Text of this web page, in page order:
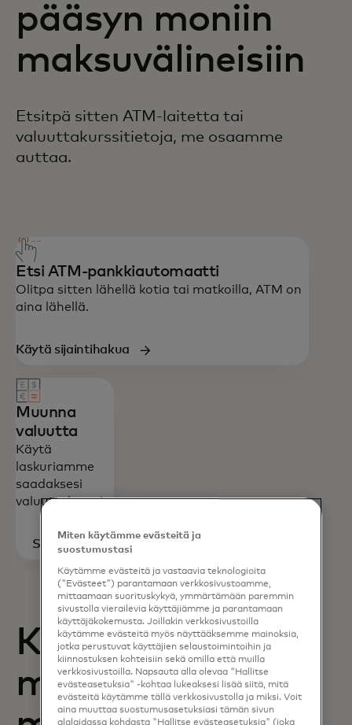
pääsyn moniin
maksuvälineisiin
Etsitpä sitten ATM-laitetta tai
valuuttakurssitietoja, me osaamme
auttaa.
Etsi ATM-pankkiautomaatti
Olitpa sitten lähellä kotia tai matkoilla, ATM on
aina lähellä.
Käytä sijaintihakua
Muunna
valuutta
Käytä
laskuriamme
saadaksesi
valuuttakurssit.
Siirry
laskuriin
Kortin edut ja
miten ottaa
Miten käytämme evästeitä ja
suostumustasi
Käytämme evästeitä ja vastaavia teknologioita
("Evästeet") parantamaan verkkosivustoamme,
mittaamaan suorituskykyä, ymmärtämään paremmin
sivustolla vierailevia käyttäjiämme ja parantamaan
käyttäjäkokemusta. Joillakin verkkosivustoilla
käytämme evästeitä myös näyttääksemme mainoksia,
jotka perustuvat käyttäjien selaustoimintoihin ja
kiinnostuksen kohteisiin sekä omilla että muilla
verkkosivustoilla. Napsauta alla olevaa "Hallitse
evästeasetuksia" -kohtaa lukeaksesi lisää siitä, mitä
evästeitä käytämme tällä verkkosivustolla ja miksi. Voit
aina muuttaa suostumusasetuksiasi tämän sivun
alalaidassa kohdasta "Hallitse evästeasetuksia" (joka